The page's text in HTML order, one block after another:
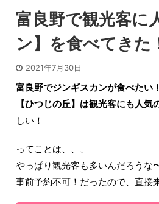
富良野で観光客に
ン】を食べてきた
2021年7月30日
富良野でジンギスカンが食べたい
【ひつじの丘】は観光客にも人
しい！
ってことは、、、
やっぱり観光客も多いんだろうな
事前予約不可！だったので、直接